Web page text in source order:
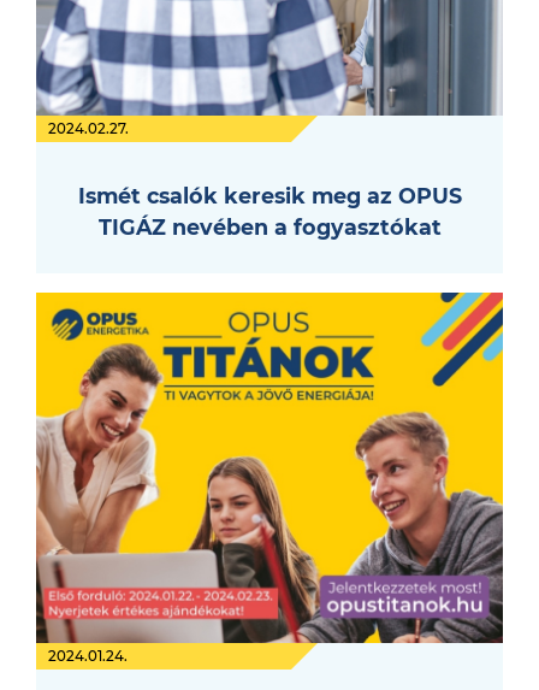
2024.02.27.
Ismét csalók keresik meg az OPUS
TIGÁZ nevében a fogyasztókat
2024.01.24.